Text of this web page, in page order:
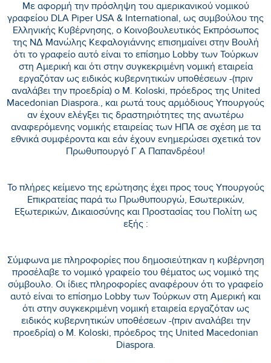
Με αφορμή την πρόσληψη του αμερικανικού νομικού
γραφείου DLA Piper USA & International, ως συμβούλου της
Ελληνικής Κυβέρνησης, ο Κοινοβουλευτικός Εκπρόσωπος
της ΝΔ Μανώλης Κεφαλογιάννης επισημαίνει στην Βουλή
ότι το γραφείο αυτό είναι το επίσημο Lobby των Τούρκων
στη Αμερική και ότι στην συγκεκριμένη νομική εταιρεία
εργαζόταν ως ειδικός κυβερνητικών υποθέσεων -(πριν
αναλάβει την προεδρία) ο Μ. Koloski, πρόεδρος της United
Macedonian Diaspora., και ρωτά τους αρμόδιους Υπουργούς
αν έχουν ελέγξει τις δραστηριότητες της ανωτέρω
αναφερόμενης νομικής εταιρείας των ΗΠΑ σε σχέση με τα
εθνικά συμφέροντα και εάν έχουν ενημερώσει σχετικά τον
Πρωθυπουργό Γ Α Παπανδρέου!
Το πλήρες κείμενο της ερώτησης έχει προς τους Υπουργούς
Επικρατείας παρά τω Πρωθυπουργώ, Εσωτερικών,
Εξωτερικών, Δικαιοσύνης και Προστασίας του Πολίτη ως
εξής :
Σύμφωνα με πληροφορίες που δημοσιεύτηκαν η κυβέρνηση
προσέλαβε το νομικό γραφείο του θέματος ως νομικό της
σύμβουλο. Οι ίδιες πληροφορίες αναφέρουν ότι το γραφείο
αυτό είναι το επίσημο Lobby των Τούρκων στη Αμερική και
ότι στην συγκεκριμένη νομική εταιρεία εργαζόταν ως
ειδικός κυβερνητικών υποθέσεων -(πριν αναλάβει την
προεδρία) ο Μ. Koloski, πρόεδρος της United Macedonian
Diaspora.